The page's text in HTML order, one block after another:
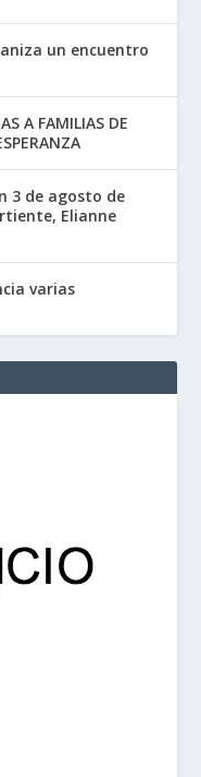
un encuentro
A FAMILIAS DE
3 de agosto de
Elianne
varias